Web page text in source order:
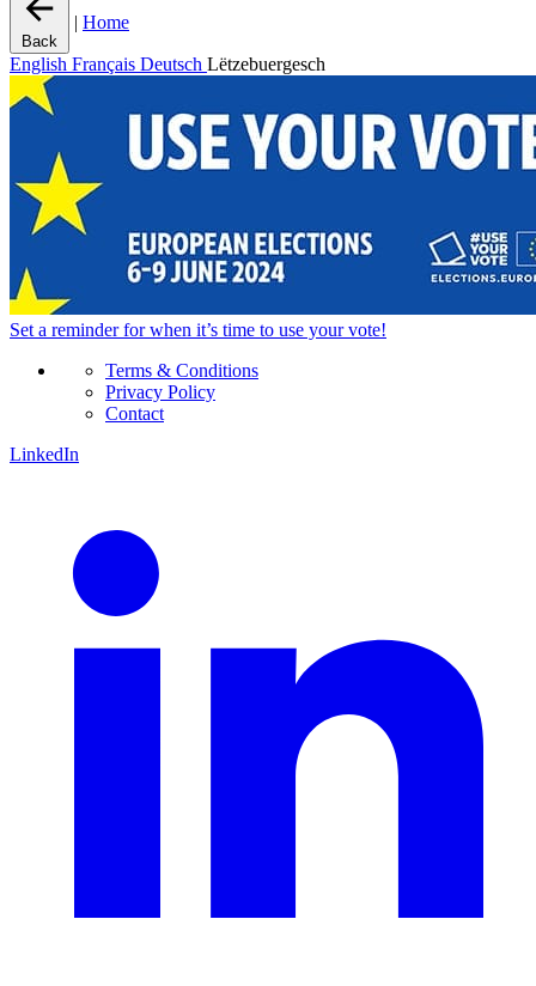
Back
| Home
English Français Deutsch Lëtzebuergesch
Set a reminderfor when it’s time to use your vote!
Terms & Conditions
Privacy Policy
Contact
LinkedIn